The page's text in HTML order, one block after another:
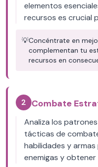
elementos
recursos es crucial
💡Concéntrate en
complementan tu
recursos en
2 Combate
Analiza los
tácticas de
habilidades y
enemigas y obtener